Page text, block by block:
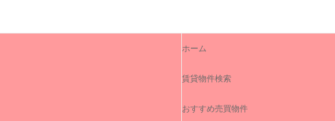
トアイ株式会社 コ
ン
テ
ツ
へ
キ
ッ
ホーム
賃貸物件検索
おすすめ売買物件